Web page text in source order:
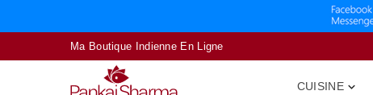
Ma Boutique Indienne En Ligne

CUISINE